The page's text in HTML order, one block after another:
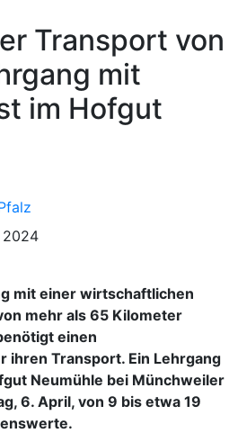
Transport von
mit
im Hofgut
2024
mit einer wirtschaftlichen
mehr als 65 Kilometer
einen
ihren Transport. Ein Lehrgang
Neumühle bei Münchweiler
6. April, von 9 bis etwa 19